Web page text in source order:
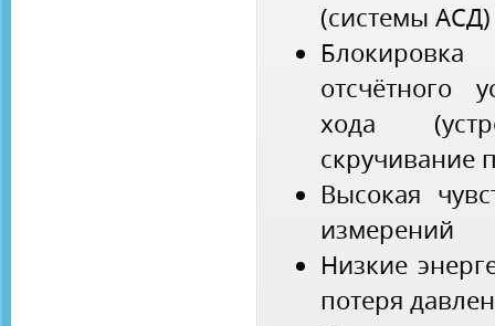
(системы АСД)
отсчётного
хода
скручивание
Высокая
измерений
Низкие
потеря